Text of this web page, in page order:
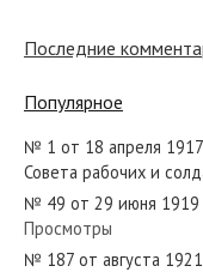
№ 96 от мая 1946
Последние
Популярное
№ 1 от 18 апреля 1917
Совета рабочих и
№ 49 от 29 июня 1919
Просмотры
№ 187 от августа